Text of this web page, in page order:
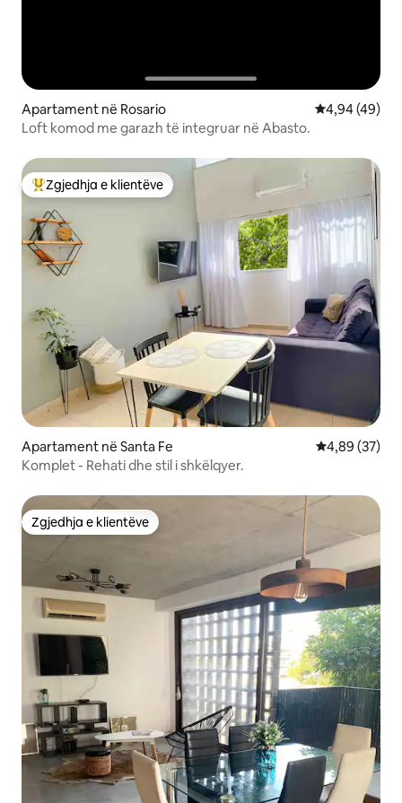
Apartament në Rosario Vlerësimi
4,94 (49)
Loft komod me garazh të integruar në Abasto.
Më të mirat e zgjedhjeve të klientëve
Zgjedhja e klientëve
Apartament në Santa Fe Vlerësimi
4,89 (37)
Komplet - Rehati dhe stil i shkëlqyer.
Zgjedhja e klientëve
Zgjedhja e klientëve